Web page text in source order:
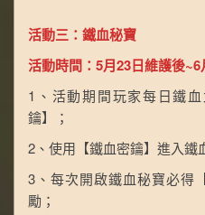
活動三：鐵血秘寶
活動時間：5月23日維護後
1、活動期間玩家每日鐵
鑰】；
2、使用【鐵血密鑰】進入鐵
3、每次開啟鐵血秘寶必得
勵；